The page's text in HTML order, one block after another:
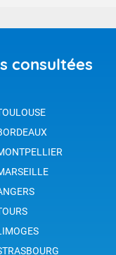
consultées